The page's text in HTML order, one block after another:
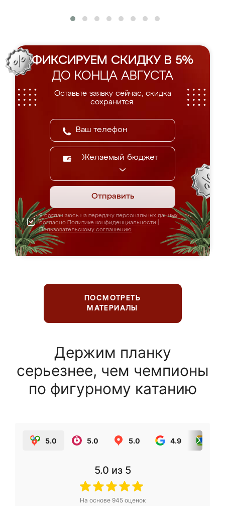
ФИКСИРУЕМ СКИДКУ В 5%
ДО КОНЦА АВГУСТА
Оставьте заявку сейчас, скидка
сохранится.
Желаемый бюджет
Отправить
Я соглашаюсь на передачу персональных данных
согласно Политике конфиденциальности
Пользовательскому соглашению
ПОСМОТРЕТЬ
МАТЕРИАЛЫ
Держим планку
серьезнее, чем чемпионы
по фигурному катанию
5.0 5.0 5.0 4.9
5.0 из 5
На основе 945оценок